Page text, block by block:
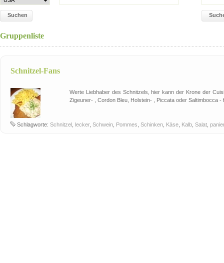
Suchen
Gruppenliste
Schnitzel-Fans
Werte Liebhaber des Schnitzels, hier kann der Krone der
Zigeuner- , Cordon Bleu, Holstein- , Piccata oder Saltimbocca
Schlagworte: Schnitzel lecker, Schwein Pommes Schinken Käse Kalb Salat